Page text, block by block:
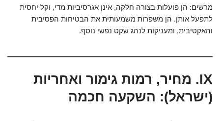
מרשים: הן פועלות בצורה חלקה, אינן אגרסיביות מדי, וקל יחסית
לתפעל אותן. הן משפרות משמעותית את הבטיחות הפסיבית
והאקטיבית, ומעניקות לנהג שקט נפשי נוסף.
IX. מחיר, רמות גימור ואחריות
(ישראל): השקעה חכמה